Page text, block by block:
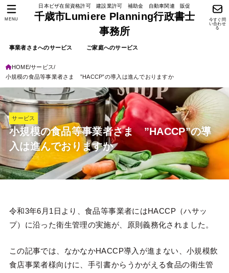
日本ビザ在留資格許可 建設業許可 補助金 自動車関連 販促
千歳市Lumiere Planning行政書士
事務所
事業者さまへのサービス ご家庭へのサービス
今すぐ問
い合わせ
る
MENU
HOME サービス
小規模の食品等事業者さま ”HACCP”の導入は進んでおりますか
サービス
小規模の食品等事業者さま ”HACCP”の導
入は進んでおりますか
令和3年6月1日より、食品等事業者にはHACCP（ハサッ
プ）に沿った衛生管理の実施が、原則義務化されました。
この記事では、なかなかHACCP導入が進まない、小規模飲
食店事業者様向けに、手引書からうかがえる食品の衛生管